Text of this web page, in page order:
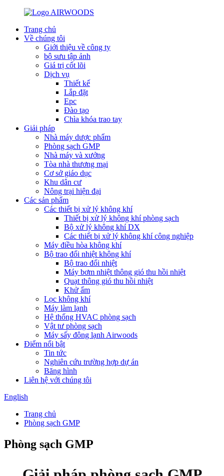
Trang chủ
Về chúng tôi
Giới thiệu về công ty
bộ sưu tập ảnh
Giá trị cốt lõi
Dịch vụ
Thiết kế
Lắp đặt
Epc
Đào tạo
Chìa khóa trao tay
Giải pháp
Nhà máy dược phẩm
Phòng sạch GMP
Nhà máy và xưởng
Tòa nhà thương mại
Cơ sở giáo dục
Khu dân cư
Nông trại hiện đại
Các sản phẩm
Các thiết bị xử lý không khí
Thiết bị xử lý không khí phòng sạch
Bộ xử lý không khí DX
Các thiết bị xử lý không khí công nghiệp
Máy điều hòa không khí
Bộ trao đổi nhiệt không khí
Bộ trao đổi nhiệt
Máy bơm nhiệt thông gió thu hồi nhiệt
Quạt thông gió thu hồi nhiệt
Khử ẩm
Lọc không khí
Máy làm lạnh
Hệ thống HVAC phòng sạch
Vật tư phòng sạch
Máy sấy đông lạnh Airwoods
Điểm nổi bật
Tin tức
Nghiên cứu trường hợp dự án
Băng hình
Liên hệ với chúng tôi
English
Trang chủ
Phòng sạch GMP
Phòng sạch GMP